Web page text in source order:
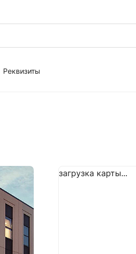
Реквизиты
загрузка карты...